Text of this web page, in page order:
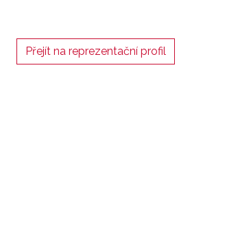
Přejít na reprezentační profil